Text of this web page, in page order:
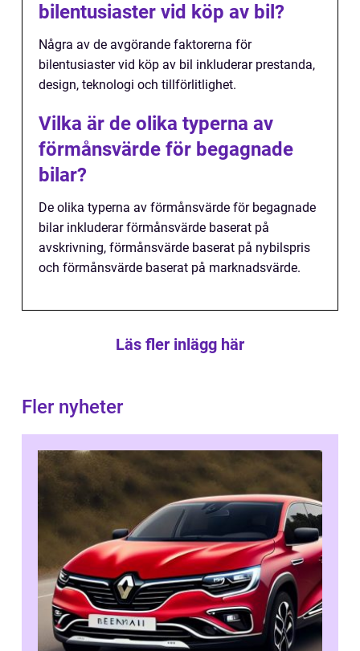
bilentusiaster vid köp av bil?
Några av de avgörande faktorerna för
bilentusiaster vid köp av bil inkluderar prestanda,
design, teknologi och tillförlitlighet.
Vilka är de olika typerna av
förmånsvärde för begagnade
bilar?
De olika typerna av förmånsvärde för begagnade
bilar inkluderar förmånsvärde baserat på
avskrivning, förmånsvärde baserat på nybilspris
och förmånsvärde baserat på marknadsvärde.
Läs fler inlägg här
Fler nyheter